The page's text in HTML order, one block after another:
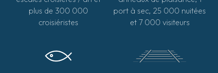
plus de 300 000
croisiéristes
port à sec, 25 000 nuitées
et 7 000 visiteurs